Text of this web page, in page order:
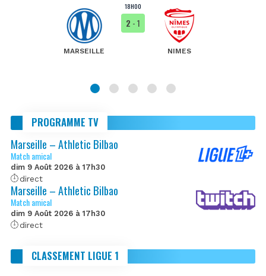
18H00
MARSEILLE
2 - 1
NIMES
PROGRAMME TV
Marseille – Athletic Bilbao
Match amical
dim 9 Août 2026 à 17h30
direct
Marseille – Athletic Bilbao
Match amical
dim 9 Août 2026 à 17h30
direct
CLASSEMENT LIGUE 1